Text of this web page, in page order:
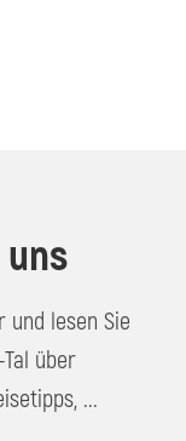
und lesen Sie
über
...